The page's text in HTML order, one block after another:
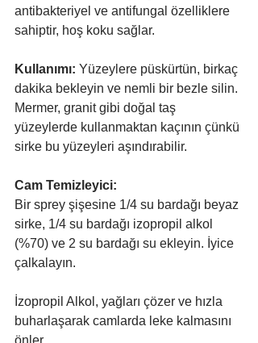
antibakteriyel ve antifungal özelliklere
sahiptir, hoş koku sağlar.
Kullanımı: Yüzeylere püskürtün, birkaç
dakika bekleyin ve nemli bir bezle silin.
Mermer, granit gibi doğal taş
yüzeylerde kullanmaktan kaçının çünkü
sirke bu yüzeyleri aşındırabilir.
Cam Temizleyici:
Bir sprey şişesine 1/4 su bardağı beyaz
sirke, 1/4 su bardağı izopropil alkol
(%70) ve 2 su bardağı su ekleyin. İyice
çalkalayın.
İzopropil Alkol, yağları çözer ve hızla
buharlaşarak camlarda leke kalmasını